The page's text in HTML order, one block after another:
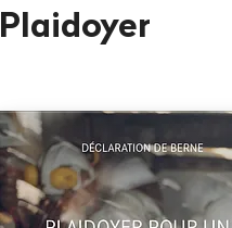
Plaidoyer